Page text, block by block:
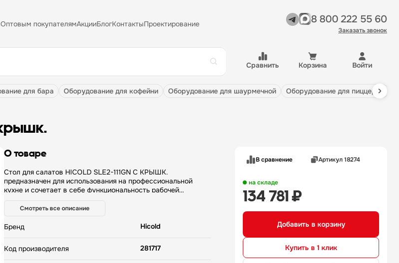
Оптовым покупателямАкцииБлогКонтактыПроектирование 8 800 222 55 60
Заказать звонок
Сравнить Корзина Войти
для бара оборудование для кофейни оборудование для шаурмечной оборудование для пиццерии
О товаре
Стол для салатов HICOLD SLE2-111GN С КРЫШК.
предназначен для использования на профессиональной
кухне и сочетает в себе функциональность рабочей
приготовления салатов, бутербродов и суши. Конструкция
холодильную камеру. Технические характеристики: —
столешницы: нержавеющая сталь — Толщина теплоизоляции:
50 мм — Оттайка: автоматическая — Панель управления:
Смотреть все описание
Бренд Hicold
Код производителя 281717
В сравнение Артикул 18274
на складе
134 781 ₽
Добавить в корзину
Купить в 1 клик